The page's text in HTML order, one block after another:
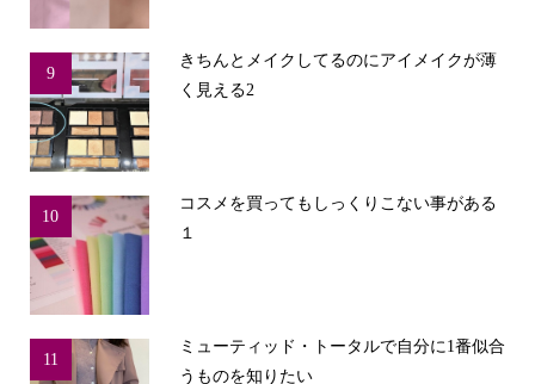
9
きちんとメイクしてるのにアイメイクが薄
く見える2
10
コスメを買ってもしっくりこない事がある
１
11
ミューティッド・トータルで自分に1番似合
うものを知りたい